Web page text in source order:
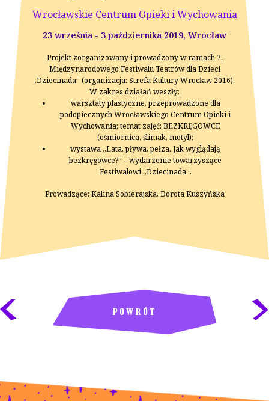
Wrocławskie Centrum Opieki i Wychowania
23 września - 3 października 2019, Wrocław
Projekt zorganizowany i prowadzony w ramach 7.
Międzynarodowego Festiwalu Teatrów dla Dzieci
„Dziecinada” (organizacja: Strefa Kultury Wrocław 2016).
W zakres działań weszły:
warsztaty plastyczne, przeprowadzone dla
podopiecznych Wrocławskiego Centrum Opieki i
Wychowania; temat zajęć: BEZKRĘGOWCE
(ośmiornica, ślimak, motyl);
wystawa „Lata, pływa, pełza. Jak wyglądają
bezkręgowce?” – wydarzenie towarzyszące
Festiwalowi „Dziecinada”.
Prowadzące: Kalina Sobierajska, Dorota Kuszyńska
POWRÓT